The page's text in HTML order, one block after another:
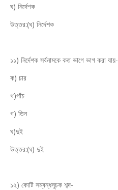
ঘ) নির্দেশক
উত্তর:(ঘ) নির্দেশক
১১) নির্দেশক সর্বনামকে কত ভাগে ভাগ করা যায়-
ক) চার
খ)পাঁচ
গ) তিন
ঘ)দুই
উত্তর:(ঘ) দুই
১২) কোটি সম্বন্ধসূচক শব্দ-